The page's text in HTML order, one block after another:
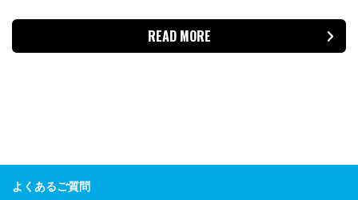
READ MORE
よくあるご質問